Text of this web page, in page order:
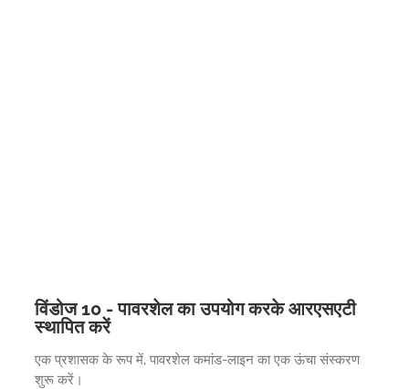
विंडोज 10 - पावरशेल का उपयोग करके आरएसएटी
स्थापित करें
एक प्रशासक के रूप में, पावरशेल कमांड-लाइन का एक ऊंचा संस्करण
शुरू करें।